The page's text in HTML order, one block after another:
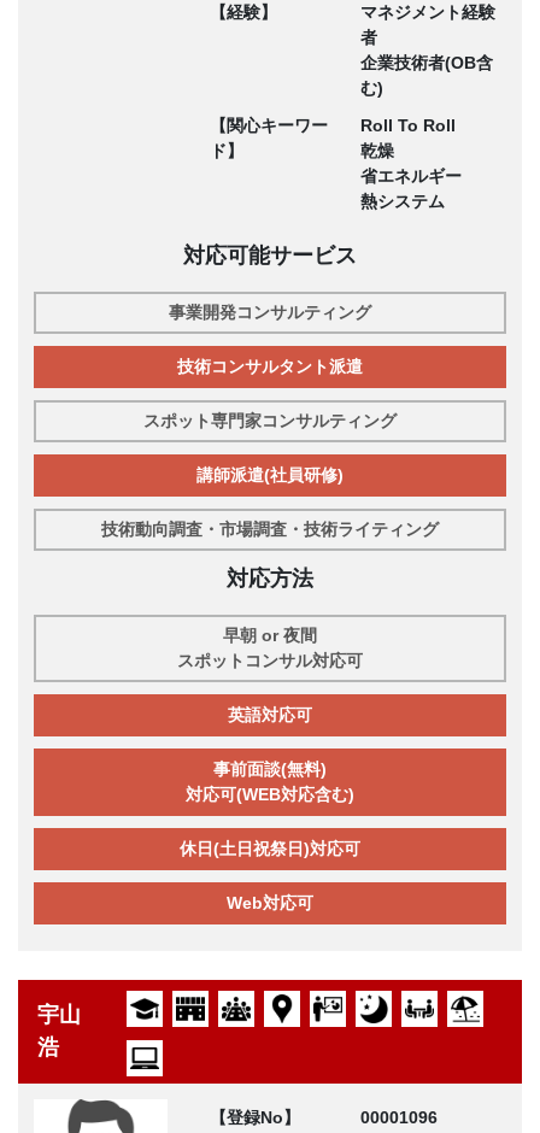
【経験】
マネジメント経験
者
企業技術者(OB含
む)
【関心キーワー
ド】
Roll To Roll
乾燥
省エネルギー
熱システム
対応可能サービス
事業開発コンサルティング
技術コンサルタント派遣
スポット専門家コンサルティング
講師派遣(社員研修)
技術動向調査・市場調査・技術ライティング
対応方法
早朝 or 夜間
スポットコンサル対応可
英語対応可
事前面談(無料)
対応可(WEB対応含む)
休日(土日祝祭日)対応可
Web対応可
宇山
浩
【登録No】
00001096